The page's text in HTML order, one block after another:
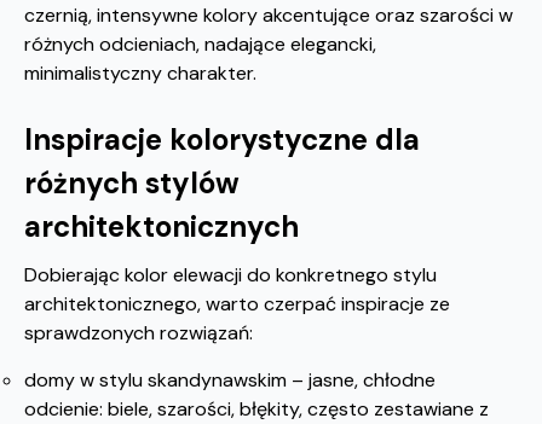
czernią, intensywne kolory akcentujące oraz szarości w
różnych odcieniach, nadające elegancki,
minimalistyczny charakter.
Inspiracje kolorystyczne dla
różnych stylów
architektonicznych
Dobierając kolor elewacji do konkretnego stylu
architektonicznego, warto czerpać inspiracje ze
sprawdzonych rozwiązań:
domy w stylu skandynawskim – jasne, chłodne
odcienie: biele, szarości, błękity, często zestawiane z